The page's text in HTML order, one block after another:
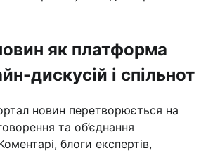
як платформа
дискусій і спільнот
новин перетворюється на
та об’єднання
блоги експертів,